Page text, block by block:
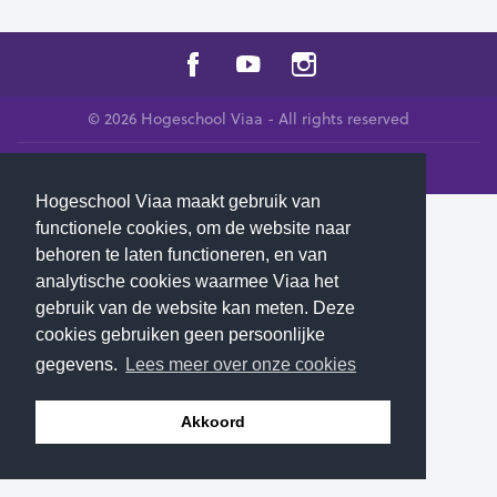
Hogeschool Viaa maakt gebruik van
functionele cookies, om de website naar
behoren te laten functioneren, en van
analytische cookies waarmee Viaa het
gebruik van de website kan meten. Deze
cookies gebruiken geen persoonlijke
gegevens.
Lees meer over onze cookies
Akkoord
© 2026 Hogeschool Viaa - All rights reserved